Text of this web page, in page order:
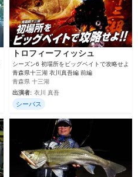
トロフィーフィッシュ
シーズン6 初場所をビッグベイトで攻略せよ
青森県十三湖 衣川真吾編 前編
青森県 十三湖
出演者: 衣川 真吾
シーバス